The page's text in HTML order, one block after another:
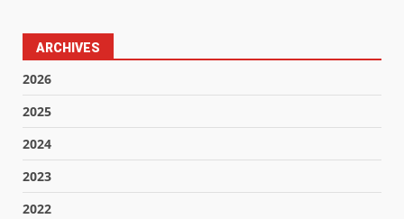
ARCHIVES
2026
2025
2024
2023
2022